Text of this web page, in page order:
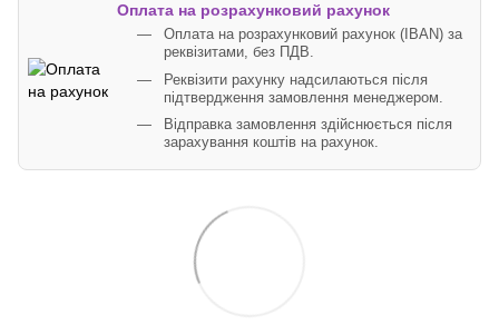
Оплата на розрахунковий рахунок
Оплата на розрахунковий рахунок (IBAN) за
реквізитами, без ПДВ.
Реквізити рахунку надсилаються після
підтвердження замовлення менеджером.
Відправка замовлення здійснюється після
зарахування коштів на рахунок.